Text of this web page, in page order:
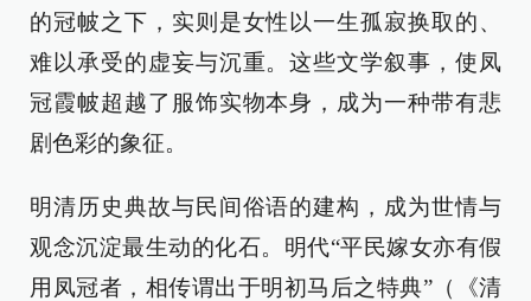
的冠帔之下，实则是女性以一生孤寂换取的、
难以承受的虚妄与沉重。这些文学叙事，使凤
冠霞帔超越了服饰实物本身，成为一种带有悲
剧色彩的象征。
明清历史典故与民间俗语的建构，成为世情与
观念沉淀最生动的化石。明代“平民嫁女亦有假
用凤冠者，相传谓出于明初马后之特典”（《清